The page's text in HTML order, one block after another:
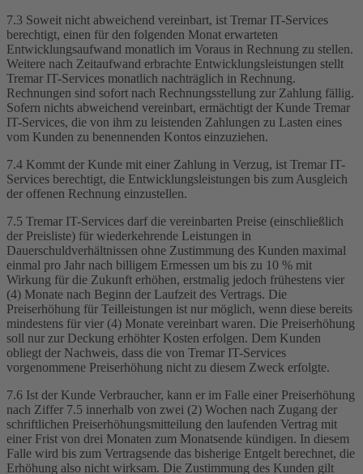
7.3 Soweit nicht abweichend vereinbart, ist Tremar IT-Services
berechtigt, einen für den folgenden Monat erwarteten
Entwicklungsaufwand monatlich im Voraus in Rechnung zu stellen.
Weitere nach Zeitaufwand erbrachte Entwicklungsleistungen stellt
Tremar IT-Services monatlich nachträglich in Rechnung.
Rechnungen sind sofort nach Rechnungsstellung zur Zahlung fällig.
Sofern nichts abweichend vereinbart, ermächtigt der Kunde Tremar
IT-Services, die von ihm zu leistenden Zahlungen zu Lasten eines
vom Kunden zu benennenden Kontos einzuziehen.
7.4 Kommt der Kunde mit einer Zahlung in Verzug, ist Tremar IT-
Services berechtigt, die Entwicklungsleistungen bis zum Ausgleich
der offenen Rechnung einzustellen.
7.5 Tremar IT-Services darf die vereinbarten Preise (einschließlich
der Preisliste) für wiederkehrende Leistungen in
Dauerschuldverhältnissen ohne Zustimmung des Kunden maximal
einmal pro Jahr nach billigem Ermessen um bis zu 10 % mit
Wirkung für die Zukunft erhöhen, erstmalig jedoch frühestens vier
(4) Monate nach Beginn der Laufzeit des Vertrags. Die
Preiserhöhung für Teilleistungen ist nur möglich, wenn diese bereits
mindestens für vier (4) Monate vereinbart waren. Die Preiserhöhung
soll nur zur Deckung erhöhter Kosten erfolgen. Dem Kunden
obliegt der Nachweis, dass die von Tremar IT-Services
vorgenommene Preiserhöhung nicht zu diesem Zweck erfolgte.
7.6 Ist der Kunde Verbraucher, kann er im Falle einer Preiserhöhung
nach Ziffer 7.5 innerhalb von zwei (2) Wochen nach Zugang der
schriftlichen Preiserhöhungsmitteilung den laufenden Vertrag mit
einer Frist von drei Monaten zum Monatsende kündigen. In diesem
Falle wird bis zum Vertragsende das bisherige Entgelt berechnet, die
Erhöhung also nicht wirksam. Die Zustimmung des Kunden gilt